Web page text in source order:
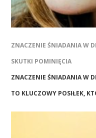
ZNACZENIE ŚNIADANIA W
SKUTKI POMINIĘCIA
ZNACZENIE ŚNIADANIA W
TO KLUCZOWY POSIŁEK,